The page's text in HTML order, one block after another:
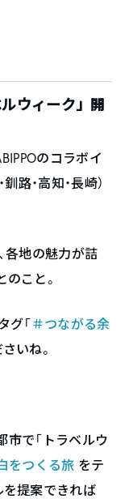
ウィーク」開
のコラボイ
路・高知・長崎）
各地の魅力が詰
こと。
グ「＃つながる余
いね。
市で「トラベルウ
をつくる旅 をテ
を提案できれば